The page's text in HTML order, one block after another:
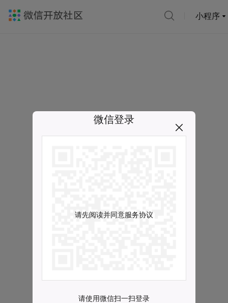
小程序
微信登录
请先阅读并同意服务协议
请使用微信扫一扫登录